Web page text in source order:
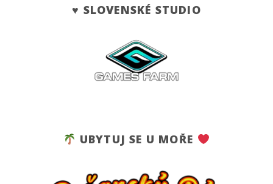
♥ SLOVENSKÉ STUDIO
UBYTUJ SE U MOŘE